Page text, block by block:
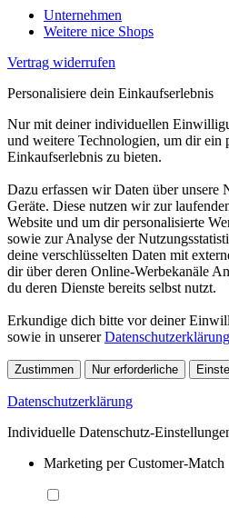
Unternehmen
Weitere nice Shops
Vertrag widerrufen
Personalisiere dein Einkaufserlebnis
Nur mit deiner individuellen
und weitere Technologien, um dir ein
Einkaufserlebnis zu bieten.
Dazu erfassen wir Daten über unsere
Geräte. Diese nutzen wir zur
Website und um dir personalisierte
sowie zur Analyse der
deine verschlüsselten Daten mit
dir über deren Online-Werbekanäle
du deren Dienste bereits selbst nutzt.
Erkundige dich bitte vor deiner
sowie in unsererDatenschutzerklärung
Zustimmen Nur erforderliche
Datenschutzerklärung
Individuelle Datenschutz-
Marketing per Customer-Match